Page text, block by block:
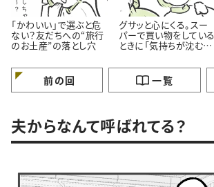
「かわいい」で選ぶと危
ない？友だちへの“旅行
のお土産”の落とし穴
グサッと心にくる。スー
パーで買い物をしている
ときに「気持ちが沈む瞬
すか？
前の回 一覧
夫からなんて呼ばれてる？